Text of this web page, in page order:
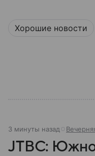
Хорошие новости
3 минуты назад
JTBC: